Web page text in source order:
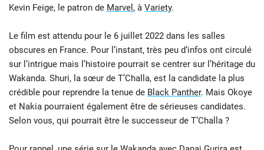
Kevin Feige, le patron de Marvel , à Variety.
Le film est attendu pour le 6 juillet 2022 dans les salles
obscures en France. Pour l’instant, très peu d’infos ont circulé
sur l’intrigue mais l’histoire pourrait se centrer sur l’héritage du
Wakanda. Shuri, la sœur de T’Challa, est la candidate la plus
crédible pour reprendre la tenue de Black Panther. Mais Okoye
et Nakia pourraient également être de sérieuses candidates.
Selon vous, qui pourrait être le successeur de T’Challa ?